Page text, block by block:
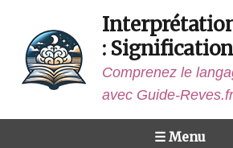
:
Comprenez le
avec Guide-Reves.fr
☰ Menu